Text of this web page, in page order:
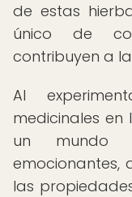
de estas
único de
contribuyen a
Al
medicinales
un mundo
emocionantes,
las